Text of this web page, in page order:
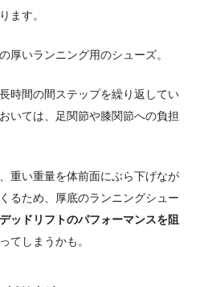
ます。
厚いランニング用のシューズ。
時間の間ステップを繰り返してい
いては、足関節や膝関節への負担
重い重量を体前面にぶら下げなが
るため、厚底のランニングシュー
ッドリフトのパフォーマンスを阻
てしまうかも。